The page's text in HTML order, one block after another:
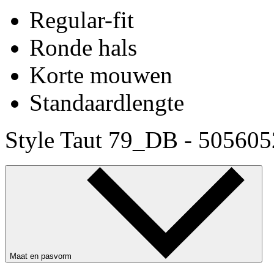
Regular-fit
Ronde hals
Korte mouwen
Standaardlengte
Style Taut 79_DB -
Maat en pasvorm